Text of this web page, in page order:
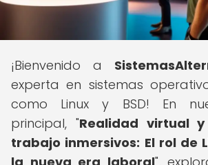
¡Bienvenido a
experta en sistemas
como Linux y BSD! En
principal, "Realidad virtual
trabajo inmersivos: El rol de